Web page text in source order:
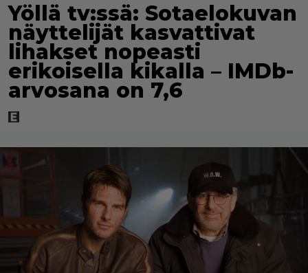
Yöllä tv:ssä: Sotaelokuvan
näyttelijät kasvattivat
lihakset nopeasti
erikoisella kikalla – IMDb-
arvosana on 7,6